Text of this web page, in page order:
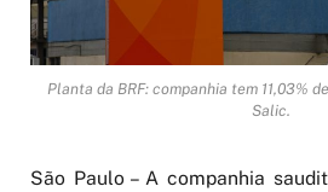
Planta da BRF: companhia tem 11,03%
Salic.
São Paulo – A companhia